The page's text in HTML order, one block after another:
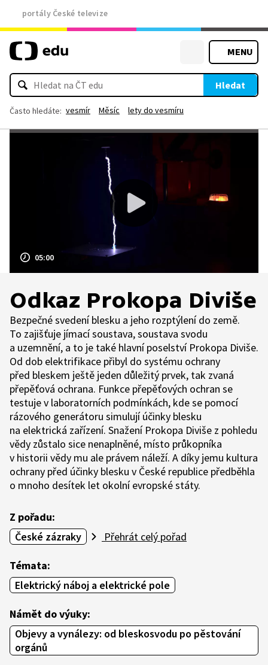
portály České televize
MENU
Hledat
Často hledáte: vesmír Měsíc lety do vesmíru
05:00
Odkaz Prokopa Diviše
Bezpečné svedení blesku a jeho rozptýlení do země.
To zajišťuje jímací soustava, soustava svodu
a uzemnění, a to je také hlavní poselství Prokopa Diviše.
Od dob elektrifikace přibyl do systému ochrany
před bleskem ještě jeden důležitý prvek, tak zvaná
přepěťová ochrana. Funkce přepěťových ochran se
testuje v laboratorních podmínkách, kde se pomocí
rázového generátoru simulují účinky blesku
na elektrická zařízení. Snažení Prokopa Diviše z pohledu
vědy zůstalo sice nenaplněné, místo průkopníka
v historii vědy mu ale právem náleží. A díky jemu kultura
ochrany před účinky blesku v České republice předběhla
o mnoho desítek let okolní evropské státy.
Z pořadu:
České zázraky
Přehrát celý pořad
Témata:
Elektrický náboj a elektrické pole
Námět do výuky:
Objevy a vynálezy: od bleskosvodu po pěstování
orgánů